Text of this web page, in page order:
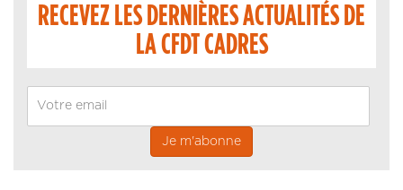
RECEVEZ LES DERNIÈRES ACTUALITÉS DE
LA CFDT CADRES